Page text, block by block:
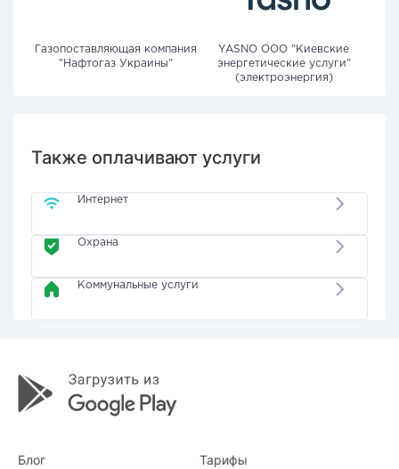
Газопоставляющая компания
"Нафтогаз Украины"
YASNO OOO "Киевские
энергетические услуги"
(электроэнергия)
Также оплачивают услуги
Интернет
Охрана
Коммунальные услуги
Блог Тарифы